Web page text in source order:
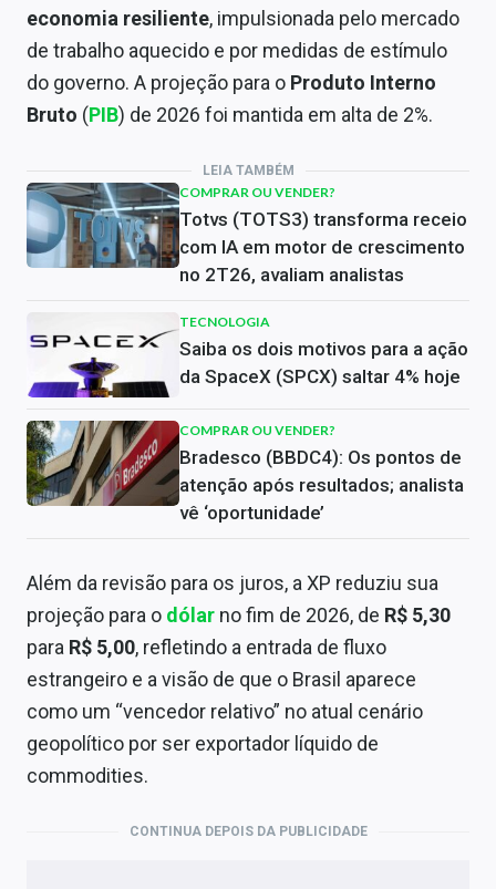
economia resiliente, impulsionada pelo mercado
de trabalho aquecido e por medidas de estímulo
do governo. A projeção para o Produto Interno
Bruto (PIB) de 2026 foi mantida em alta de 2%.
LEIA TAMBÉM
COMPRAR OU VENDER?
Totvs (TOTS3) transforma receio
com IA em motor de crescimento
no 2T26, avaliam analistas
TECNOLOGIA
Saiba os dois motivos para a ação
da SpaceX (SPCX) saltar 4% hoje
COMPRAR OU VENDER?
Bradesco (BBDC4): Os pontos de
atenção após resultados; analista
vê ‘oportunidade’
Além da revisão para os juros, a XP reduziu sua
projeção para o dólar no fim de 2026, de R$ 5,30
para R$ 5,00, refletindo a entrada de fluxo
estrangeiro e a visão de que o Brasil aparece
como um “vencedor relativo” no atual cenário
geopolítico por ser exportador líquido de
commodities.
CONTINUA DEPOIS DA PUBLICIDADE